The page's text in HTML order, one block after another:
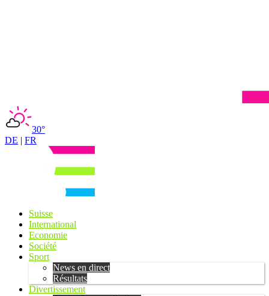
30°
DE | FR
Suisse
International
Economie
Société
Sport
News en direct
Résultats
Divertissement